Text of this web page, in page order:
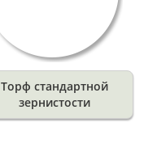
Торф стандартной
зернистости